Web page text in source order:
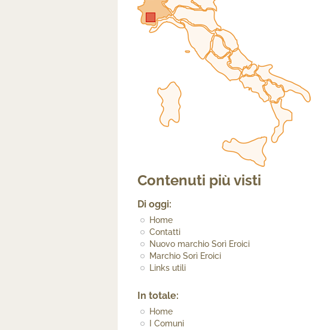
Contenuti più visti
Di oggi:
Home
Contatti
Nuovo marchio Sorì Eroici
Marchio Sorì Eroici
Links utili
In totale:
Home
I Comuni